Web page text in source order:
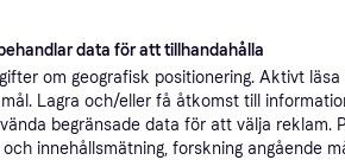
data för att tillhandahålla
om geografisk positionering. Aktivt
Lagra och/eller få åtkomst till
begränsade data för att välja reklam.
innehållsmätning, forskning angående